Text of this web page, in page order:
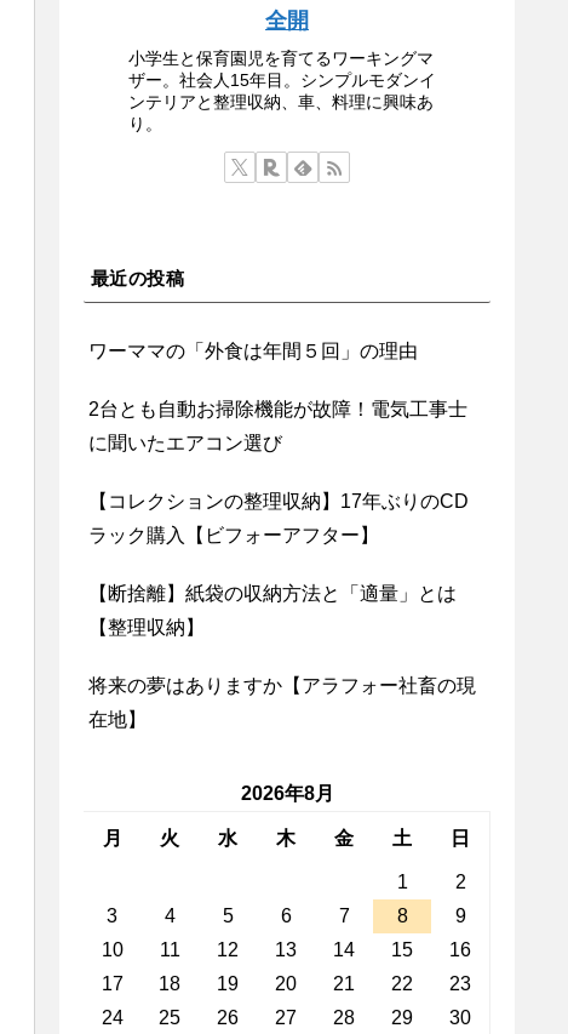
全開
小学生と保育園児を育てるワーキングマ
ザー。社会人15年目。シンプルモダンイ
ンテリアと整理収納、車、料理に興味あ
り。
最近の投稿
ワーママの「外食は年間５回」の理由
2台とも自動お掃除機能が故障！電気工事士
に聞いたエアコン選び
【コレクションの整理収納】17年ぶりのCD
ラック購入【ビフォーアフター】
【断捨離】紙袋の収納方法と「適量」とは
【整理収納】
将来の夢はありますか【アラフォー社畜の現
在地】
2026年8月
月 火 水 木 金 土 日
1
2
3
4 5 6 7 8
9
10
11 12 13 14 15
16
17
18 19 20 21 22
23
24
25 26 27 28 29
30